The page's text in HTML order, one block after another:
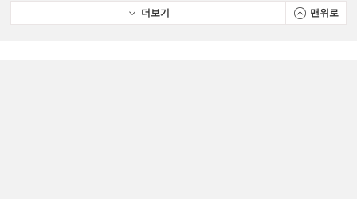
더보기 맨위로